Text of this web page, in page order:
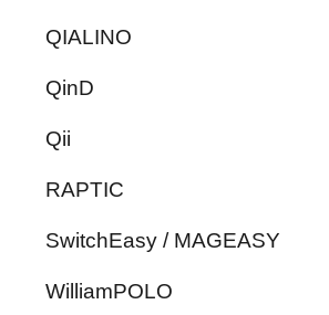
QIALINO
QinD
Qii
RAPTIC
SwitchEasy / MAGEASY
WilliamPOLO